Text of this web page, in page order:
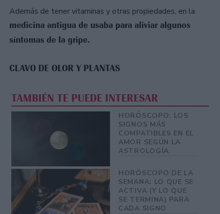
Además de tener vitaminas y otras propiedades, en la
medicina antigua de usaba para aliviar algunos
síntomas de la gripe.
CLAVO DE OLOR Y PLANTAS
TAMBIÉN TE PUEDE INTERESAR
HORÓSCOPO: LOS
SIGNOS MÁS
COMPATIBLES EN EL
AMOR SEGÚN LA
ASTROLOGÍA
HORÓSCOPO DE LA
SEMANA: LO QUE SE
ACTIVA (Y LO QUE
SE TERMINA) PARA
CADA SIGNO